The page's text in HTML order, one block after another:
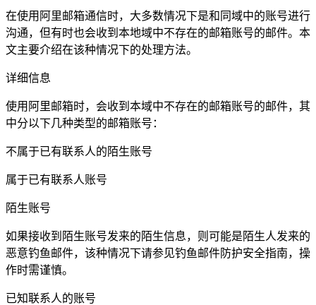
在使用阿里邮箱通信时，大多数情况下是和同域中的账号进行
沟通，但有时也会收到本地域中不存在的邮箱账号的邮件。本
文主要介绍在该种情况下的处理方法。
详细信息
使用阿里邮箱时，会收到本域中不存在的邮箱账号的邮件，其
中分以下几种类型的邮箱账号：
不属于已有联系人的陌生账号
属于已有联系人账号
陌生账号
如果接收到陌生账号发来的陌生信息，则可能是陌生人发来的
恶意钓鱼邮件，该种情况下请参见钓鱼邮件防护安全指南，操
作时需谨慎。
已知联系人的账号